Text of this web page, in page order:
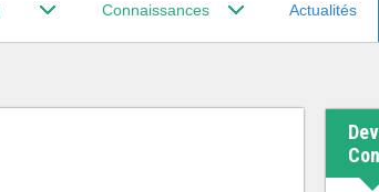
Connaissances Actualités